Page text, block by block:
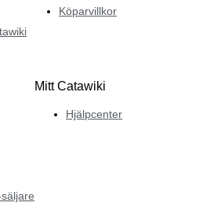
Köparvillkor
Mitt Catawiki
Hjälpcenter